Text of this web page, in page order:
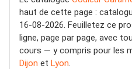
haut de cette page :
16-08-2026. Feuilletez ce
ligne, page par page, avec
cours — y compris pour les
Dijon et Lyon.